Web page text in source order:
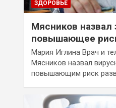
ЗДОРОВЬЕ
Мясников назвал
повышающее
Мария Иглина Врач и
Мясников назвал
повышающим риск